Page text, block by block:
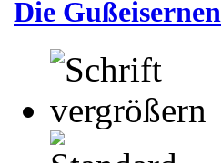
Die Gußeisernen